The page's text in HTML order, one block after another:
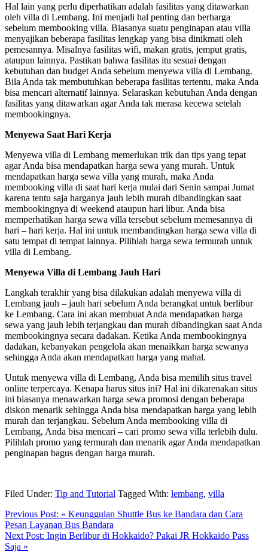
Hal lain yang perlu diperhatikan adalah fasilitas yang ditawarkan
oleh villa di Lembang. Ini menjadi hal penting dan berharga
sebelum membooking villa. Biasanya suatu penginapan atau villa
menyajikan beberapa fasilitas lengkap yang bisa dinikmati oleh
pemesannya. Misalnya fasilitas wifi, makan gratis, jemput gratis,
ataupun lainnya. Pastikan bahwa fasilitas itu sesuai dengan
kebutuhan dan budget Anda sebelum menyewa villa di Lembang.
Bila Anda tak membutuhkan beberapa fasilitas tertentu, maka Anda
bisa mencari alternatif lainnya. Selaraskan kebutuhan Anda dengan
fasilitas yang ditawarkan agar Anda tak merasa kecewa setelah
membookingnya.
Menyewa Saat Hari Kerja
Menyewa villa di Lembang memerlukan trik dan tips yang tepat
agar Anda bisa mendapatkan harga sewa yang murah. Untuk
mendapatkan harga sewa villa yang murah, maka Anda
membooking villa di saat hari kerja mulai dari Senin sampai Jumat
karena tentu saja harganya jauh lebih murah dibandingkan saat
membookingnya di weekend ataupun hari libur. Anda bisa
memperhatikan harga sewa villa tersebut sebelum memesannya di
hari – hari kerja. Hal ini untuk membandingkan harga sewa villa di
satu tempat di tempat lainnya. Pilihlah harga sewa termurah untuk
villa di Lembang.
Menyewa Villa di Lembang Jauh Hari
Langkah terakhir yang bisa dilakukan adalah menyewa villa di
Lembang jauh – jauh hari sebelum Anda berangkat untuk berlibur
ke Lembang. Cara ini akan membuat Anda mendapatkan harga
sewa yang jauh lebih terjangkau dan murah dibandingkan saat Anda
membookingnya secara dadakan. Ketika Anda membookingnya
dadakan, kebanyakan pengelola akan menaikkan harga sewanya
sehingga Anda akan mendapatkan harga yang mahal.
Untuk menyewa villa di Lembang, Anda bisa memilih situs travel
online terpercaya. Kenapa harus situs ini? Hal ini dikarenakan situs
ini biasanya menawarkan harga sewa promosi dengan beberapa
diskon menarik sehingga Anda bisa mendapatkan harga yang lebih
murah dan terjangkau. Sebelum Anda membooking villa di
Lembang, Anda bisa mencari – cari promo sewa villa terlebih dulu.
Pilihlah promo yang termurah dan menarik agar Anda mendapatkan
penginapan bagus dengan harga murah.
Filed Under: Tip and Tutorial Tagged With: lembang, villa
Previous Post: « Keunggulan Shuttle Bus ke Bandara dan Cara
Pesan Layanan Bus Bandara
Next Post: Ingin Berlibur di Hokkaido? Pakai JR Hokkaido Pass
Saja »